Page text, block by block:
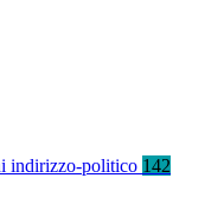
indirizzo-politico 142